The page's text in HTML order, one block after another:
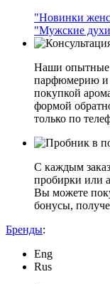
"Новинки
"Мужские
Наши опытные
парфюмерию и
покупкой
формой
только по
С каждым
пробирки или
Вы можете
бонусы,
Бренды:
Eng
Rus